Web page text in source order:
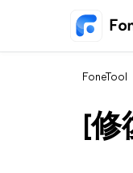
FoneTool
[